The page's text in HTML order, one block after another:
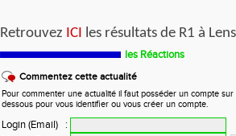
Retrouvez ICI les résultats de R1 à Lens
les Réactions
Commentez cette actualité
Pour commenter une actualité il faut posséder un compte
dessous pour vous identifier ou vous créer un compte.
Login (Email)
: